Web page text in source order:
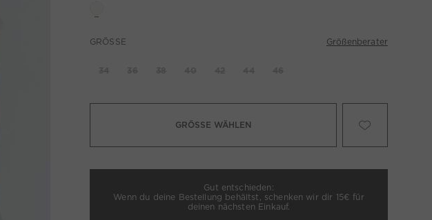
GRÖSSE Größenberater
GRÖSSE WÄHLEN
Gut entschieden:
Wenn du deine Bestellung behältst, schenken wir dir 15€ für
deinen nächsten Einkauf.